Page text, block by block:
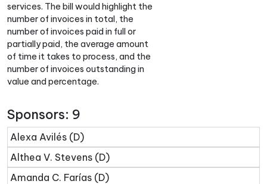
services. The bill would highlight the
number of invoices in total, the
number of invoices paid in full or
partially paid, the average amount
of time it takes to process, and the
number of invoices outstanding in
value and percentage.
Sponsors: 9
Alexa Avilés (D)
Althea V. Stevens (D)
Amanda C. Farías (D)